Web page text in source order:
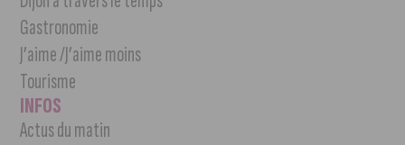
Gastronomie
J’aime /J’aime moins
Tourisme
INFOS
Actus du matin